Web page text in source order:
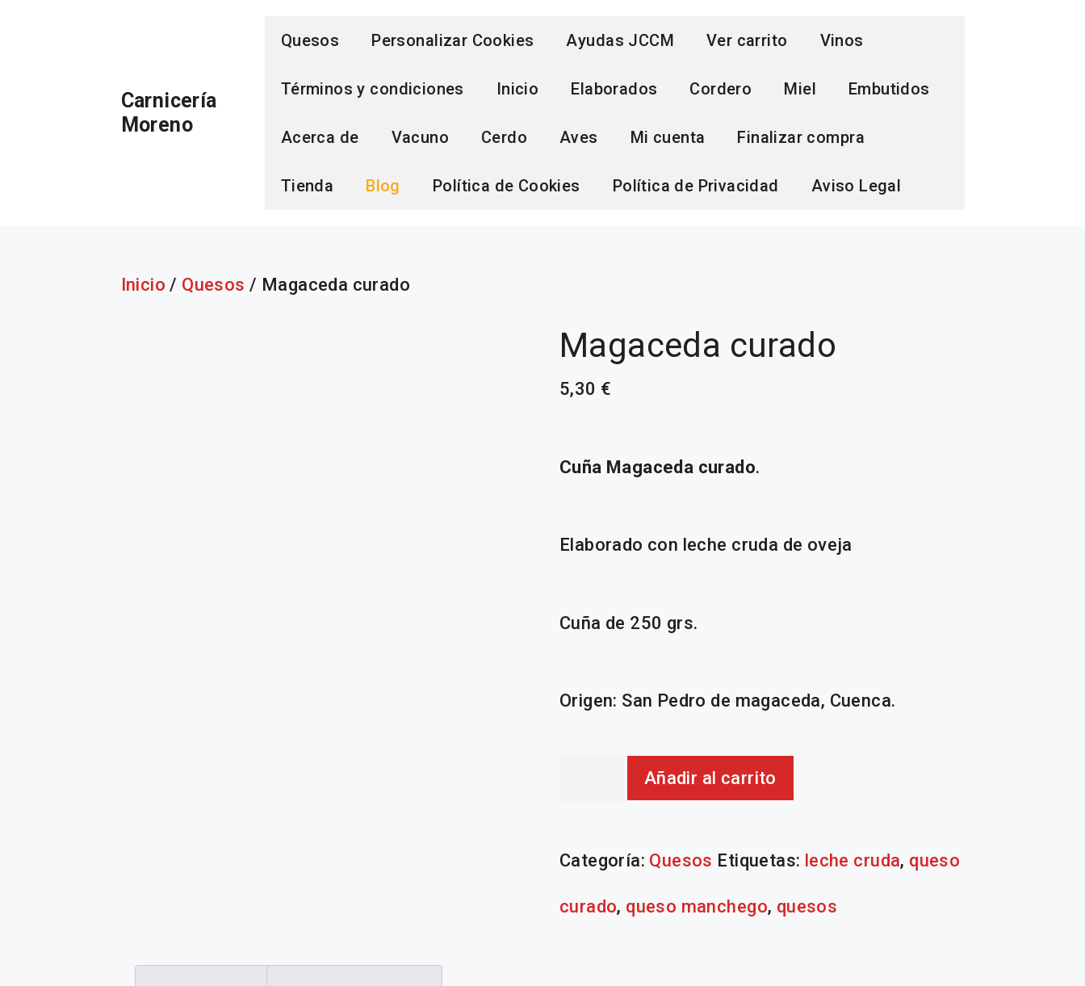
Carnicería
Moreno
Quesos Personalizar Cookies Ayudas JCCM Ver carrito Vinos
Términos y condiciones Inicio Elaborados Cordero Miel Embutidos
Acerca de Vacuno Cerdo Aves Mi cuenta Finalizar compra
Tienda Blog Política de Cookies Política de Privacidad Aviso Legal
Inicio / Quesos / Magaceda curado
Magaceda curado
5,30 €
Cuña Magaceda curado.
Elaborado con leche cruda de oveja
Cuña de 250 grs.
Origen: San Pedro de magaceda, Cuenca.
Magaceda
cantidad
Añadir al carrito
Categoría: Quesos Etiquetas: leche cruda, queso
curado, queso manchego, quesos